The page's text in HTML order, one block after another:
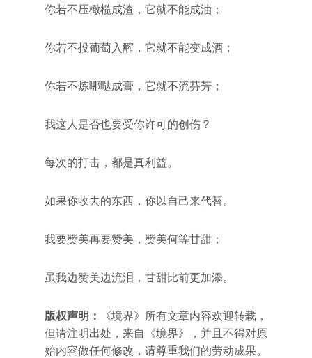
你若不压橄榄成渣，它就不能成油；
你若不投葡萄入醡，它就不能变成酒；
你若不炼哪哒成膏，它就不流芬芳；
我这人是否也要受你许可的创伤？
每次的打击，都是真利益。
如果你收去的东西，你以自己来代替。
我要赞美再要赞美，赞美何等甘甜；
虽我边赞美边流泪，甘甜比前更加添。
版权声明：
《境界》所有文章内容欢迎转载，
但请注明出处，来自《境界》，并且不得对原
始内容做任何修改，请尊重我们的劳动成果。